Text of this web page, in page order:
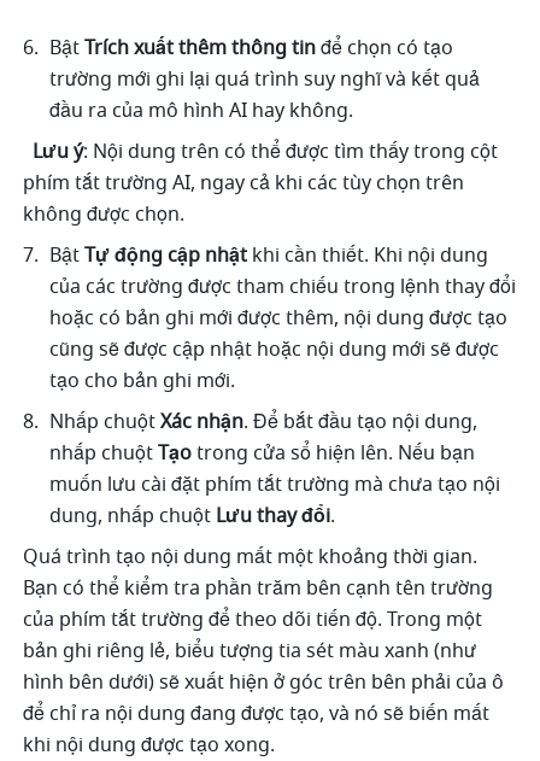
Bật Trích xuất thêm thông tin để chọn có tạo
trường mới ghi lại quá trình suy nghĩ và kết quả
đầu ra của mô hình AI hay không.
Lưu ý: Nội dung trên có thể được tìm thấy trong cột
phím tắt trường AI, ngay cả khi các tùy chọn trên
không được chọn.
Bật Tự động cập nhật khi cần thiết. Khi nội dung
của các trường được tham chiếu trong lệnh thay đổi
hoặc có bản ghi mới được thêm, nội dung được tạo
cũng sẽ được cập nhật hoặc nội dung mới sẽ được
tạo cho bản ghi mới.
Nhấp chuột Xác nhận. Để bắt đầu tạo nội dung,
nhấp chuột Tạo trong cửa sổ hiện lên. Nếu bạn
muốn lưu cài đặt phím tắt trường mà chưa tạo nội
dung, nhấp chuột Lưu thay đổi.
Quá trình tạo nội dung mất một khoảng thời gian.
Bạn có thể kiểm tra phần trăm bên cạnh tên trường
của phím tắt trường để theo dõi tiến độ. Trong một
bản ghi riêng lẻ, biểu tượng tia sét màu xanh (như
hình bên dưới) sẽ xuất hiện ở góc trên bên phải của ô
để chỉ ra nội dung đang được tạo, và nó sẽ biến mất
khi nội dung được tạo xong.